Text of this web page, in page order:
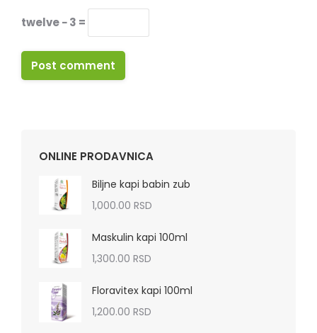
twelve − 3 =
Post comment
ONLINE PRODAVNICA
Biljne kapi babin zub
1,000.00 RSD
Maskulin kapi 100ml
1,300.00 RSD
Floravitex kapi 100ml
1,200.00 RSD